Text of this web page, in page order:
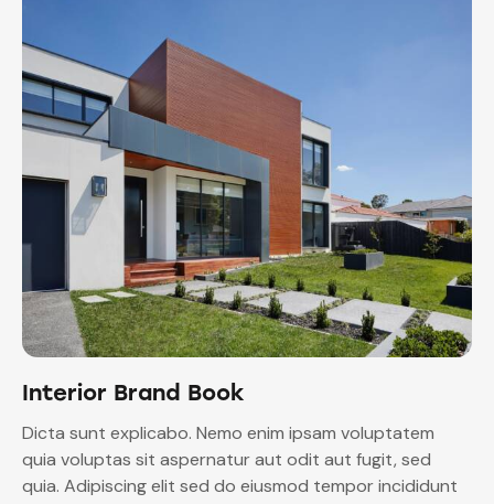
Interior Brand Book
Dicta sunt explicabo. Nemo enim ipsam voluptatem
quia voluptas sit aspernatur aut odit aut fugit, sed
quia. Adipiscing elit sed do eiusmod tempor incididunt